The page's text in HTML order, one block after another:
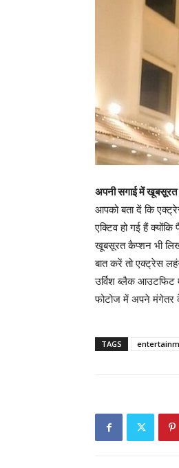
अपनी सगाई में खूबसूरत
आपको बता दें कि
एक्टिव हो गई हैं
खूबसूरत कैप्शन भी
बात करें तो एक्ट्रेस
उर्विश ब्लैक आउटफिट
फोटोज में अपने मंगेतर
TAGS